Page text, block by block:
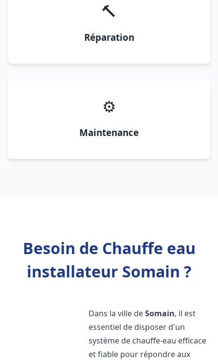
🔨
Réparation
⚙️
Maintenance
Besoin de Chauffe eau
installateur Somain ?
Dans la ville deSomain, il est
essentiel de disposer d'un
système de chauffe-eau efficace
et fiable pour répondre aux